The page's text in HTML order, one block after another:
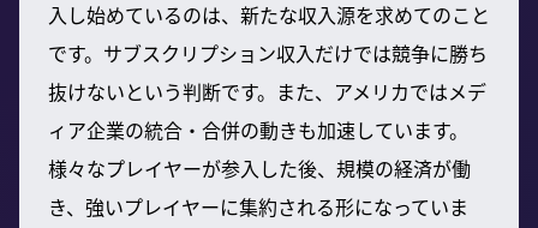
入し始めているのは、新たな収入源を求めてのこと
です。サブスクリプション収入だけでは競争に勝ち
抜けないという判断です。また、アメリカではメデ
ィア企業の統合・合併の動きも加速しています。
様々なプレイヤーが参入した後、規模の経済が働
き、強いプレイヤーに集約される形になっていま